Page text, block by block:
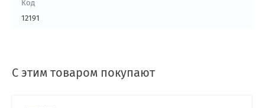
Код
12191
С этим товаром покупают